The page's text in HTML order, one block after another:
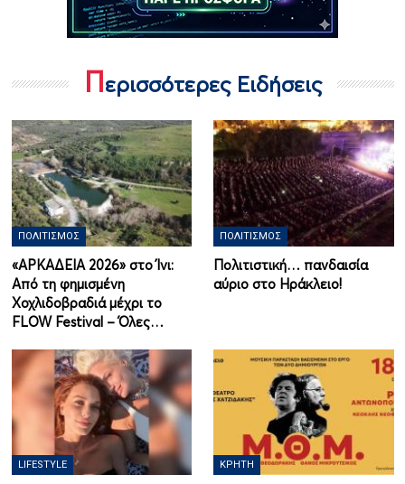
Περισσότερες Ειδήσεις
ΠΟΛΙΤΙΣΜΌΣ
«ΑΡΚΑΔΕΙΑ 2026» στο Ίνι:
Από τη φημισμένη
Χοχλιδοβραδιά μέχρι το
FLOW Festival – Όλες…
ΠΟΛΙΤΙΣΜΌΣ
Πολιτιστική… πανδαισία
αύριο στο Ηράκλειο!
LIFESTYLE ΚΡΉΤΗ